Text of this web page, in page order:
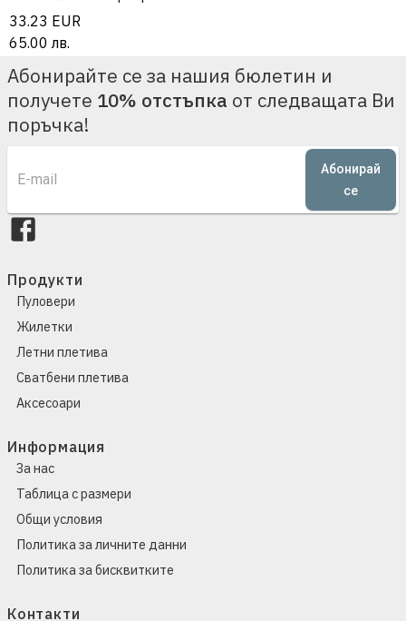
33.23 EUR
65.00 лв.
Абонирайте се за нашия бюлетин и
получете 10% отстъпка от следващата Ви
поръчка!
Абонирай
се
Продукти
Пуловери
Жилетки
Летни плетива
Сватбени плетива
Аксесоари
Информация
За нас
Таблица с размери
Общи условия
Политика за личните данни
Политика за бисквитките
Контакти